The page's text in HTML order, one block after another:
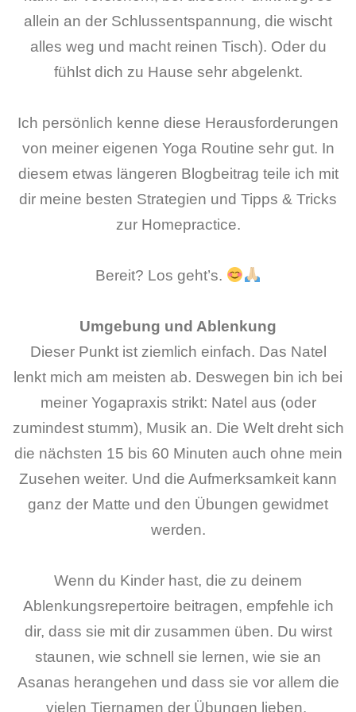
allein an der Schlussentspannung, die wischt
alles weg und macht reinen Tisch). Oder du
fühlst dich zu Hause sehr abgelenkt.
Ich persönlich kenne diese Herausforderungen
von meiner eigenen Yoga Routine sehr gut. In
diesem etwas längeren Blogbeitrag teile ich mit
dir meine besten Strategien und Tipps & Tricks
zur Homepractice.
Bereit? Los geht’s.
Umgebung und Ablenkung
Dieser Punkt ist ziemlich einfach. Das Natel
lenkt mich am meisten ab. Deswegen bin ich bei
meiner Yogapraxis strikt: Natel aus (oder
zumindest stumm), Musik an. Die Welt dreht sich
die nächsten 15 bis 60 Minuten auch ohne mein
Zusehen weiter. Und die Aufmerksamkeit kann
ganz der Matte und den Übungen gewidmet
werden.
Wenn du Kinder hast, die zu deinem
Ablenkungsrepertoire beitragen, empfehle ich
dir, dass sie mit dir zusammen üben. Du wirst
staunen, wie schnell sie lernen, wie sie an
Asanas herangehen und dass sie vor allem die
vielen Tiernamen der Übungen lieben.